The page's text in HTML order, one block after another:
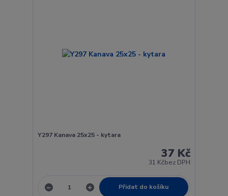
Y297 Kanava 25x25 - kytara
37 Kč
31 Kčbez DPH
Přidat do košíku